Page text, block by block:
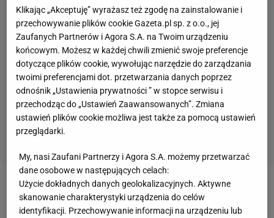
Zobacz wideoRobert Lewandowski i Sebastian Mila
znów razem w akcji! Ależ sceneria
Klikając „Akceptuję” wyrażasz też zgodę na zainstalowanie i
przechowywanie plików cookie Gazeta.pl sp. z o.o., jej
Zaufanych Partnerów i Agora S.A. na Twoim urządzeniu
końcowym. Możesz w każdej chwili zmienić swoje preferencje
dotyczące plików cookie, wywołując narzędzie do zarządzania
twoimi preferencjami dot. przetwarzania danych poprzez
odnośnik „Ustawienia prywatności ” w stopce serwisu i
przechodząc do „Ustawień Zaawansowanych”. Zmiana
ustawień plików cookie możliwa jest także za pomocą ustawień
przeglądarki.
My, nasi Zaufani Partnerzy i Agora S.A. możemy przetwarzać
dane osobowe w następujących celach:
Użycie dokładnych danych geolokalizacyjnych. Aktywne
skanowanie charakterystyki urządzenia do celów
identyfikacji. Przechowywanie informacji na urządzeniu lub